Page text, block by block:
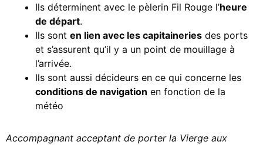
Ils déterminent avec le pèlerin Fil Rouge l’heure
de départ.
Ils sont en lien avec les capitaineries des ports
et s’assurent qu’il y a un point de mouillage à
l’arrivée.
Ils sont aussi décideurs en ce qui concerne les
conditions de navigation en fonction de la
météo
Accompagnant acceptant de porter la Vierge aux